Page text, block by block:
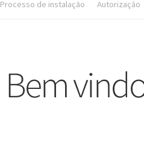
Processo de instalação Autorização